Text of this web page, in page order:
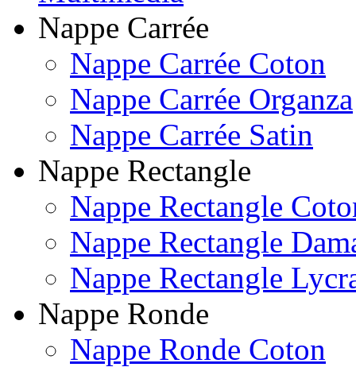
Nappe Carrée
Nappe Carrée Coton
Nappe Carrée Organza
Nappe Carrée Satin
Nappe Rectangle
Nappe Rectangle
Nappe Rectangle
Nappe Rectangle
Nappe Ronde
Nappe Ronde Coton